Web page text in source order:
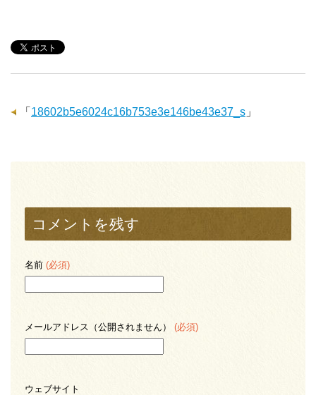
「 18602b5e6024c16b753e3e146be43e37_s 」
コメントを残す
名前 (必須)
メールアドレス（公開されません） (必須)
ウェブサイト